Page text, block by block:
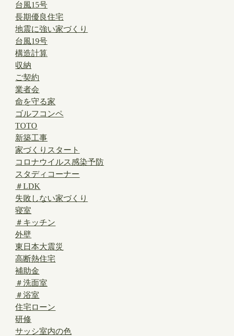
台風15号
長期優良住宅
地震に強い家づくり
台風19号
構造計算
収納
ご契約
業者会
命を守る家
ゴルフコンペ
TOTO
新築工事
家づくりスタート
コロナウイルス感染予防
スタディコーナー
＃LDK
失敗しない家づくり
寝室
＃キッチン
外壁
東日本大震災
高断熱住宅
補助金
＃洗面室
＃浴室
住宅ローン
研修
サッシ室内の色